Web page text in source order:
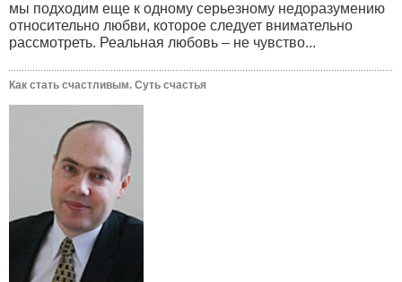
мы подходим еще к одному серьезному недоразумению
относительно любви, которое следует внимательно
рассмотреть. Реальная любовь – не чувство...
Как стать счастливым. Суть счастья